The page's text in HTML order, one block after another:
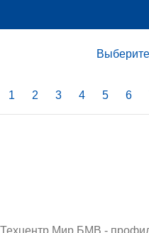
1 2 3 4 5 6
Техцентр Мир БМВ -